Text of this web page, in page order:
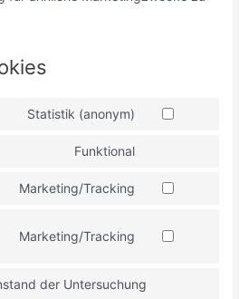
Statistik (anonym)
Funktional
Marketing/Tracking
Marketing/Tracking
der Untersuchung